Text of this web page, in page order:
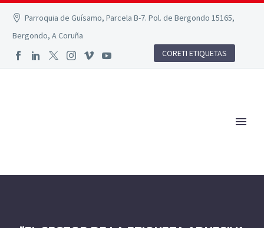
Parroquia de Guísamo, Parcela B-7. Pol. de Bergondo 15165,
Bergondo, A Coruña
CORETI ETIQUETAS